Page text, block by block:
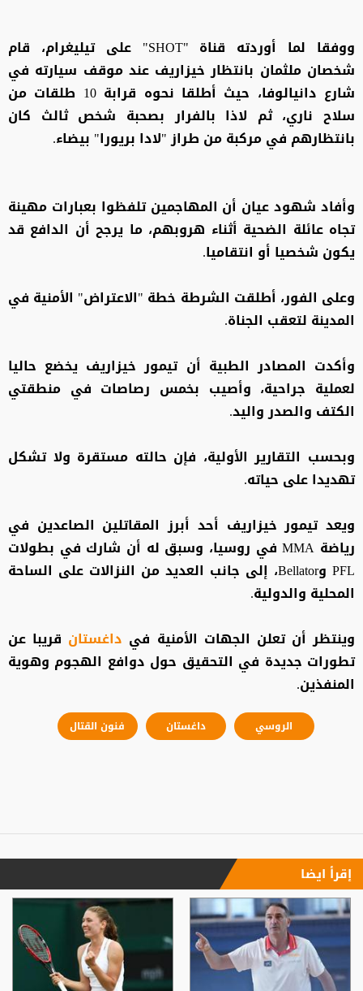
ووفقا لما أوردته قناة "SHOT" على تيليغرام، قام
شخصان ملثمان بانتظار خيزاريف عند موقف سيارته في
شارع دانيالوفا، حيث أطلقا نحوه قرابة 10 طلقات من
سلاح ناري، ثم لاذا بالفرار بصحبة شخص ثالث كان
بانتظارهم في مركبة من طراز "لادا بريورا" بيضاء.
وأفاد شهود عيان أن المهاجمين تلفظوا بعبارات مهينة
تجاه عائلة الضحية أثناء هروبهم، ما يرجح أن الدافع قد
يكون شخصيا أو انتقاميا.
وعلى الفور، أطلقت الشرطة خطة "الاعتراض" الأمنية في
المدينة لتعقب الجناة.
وأكدت المصادر الطبية أن تيمور خيزاريف يخضع حاليا
لعملية جراحية، وأصيب بخمس رصاصات في منطقتي
الكتف والصدر واليد.
وبحسب التقارير الأولية، فإن حالته مستقرة ولا تشكل
تهديدا على حياته.
ويعد تيمور خيزاريف أحد أبرز المقاتلين الصاعدين في
رياضة MMA في روسيا، وسبق له أن شارك في بطولات
PFL وBellator، إلى جانب العديد من النزالات على الساحة
المحلية والدولية.
وينتظر أن تعلن الجهات الأمنية في داغستان قريبا عن
تطورات جديدة في التحقيق حول دوافع الهجوم وهوية
المنفذين.
الروسي داغستان فنون القتال
إقرأ ايضا